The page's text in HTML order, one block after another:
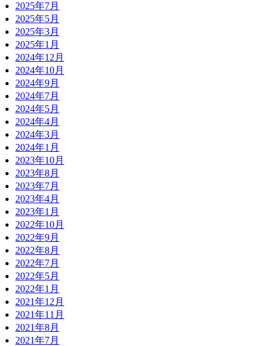
2025年7月
2025年5月
2025年3月
2025年1月
2024年12月
2024年10月
2024年9月
2024年7月
2024年5月
2024年4月
2024年3月
2024年1月
2023年10月
2023年8月
2023年7月
2023年4月
2023年1月
2022年10月
2022年9月
2022年8月
2022年7月
2022年5月
2022年1月
2021年12月
2021年11月
2021年8月
2021年7月